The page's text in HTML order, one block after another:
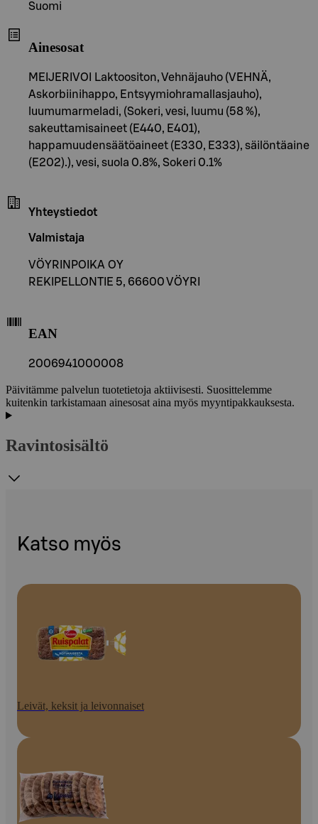
Suomi
Ainesosat
MEIJERIVOI Laktoositon, Vehnäjauho (VEHNÄ,
Askorbiinihappo, Entsyymiohramallasjauho),
luumumarmeladi, (Sokeri, vesi, luumu (58 %),
sakeuttamisaineet (E440, E401),
happamuudensäätöaineet (E330, E333), säilöntäaine
(E202).), vesi, suola 0.8%, Sokeri 0.1%
Yhteystiedot
Valmistaja
VÖYRINPOIKA OY
REKIPELLONTIE 5, 66600 VÖYRI
EAN
2006941000008
Päivitämme palvelun tuotetietoja aktiivisesti. Suosittelemme
kuitenkin tarkistamaan ainesosat aina myös myyntipakkauksesta.
Ravintosisältö
Katso myös
Leivät, keksit ja leivonnaiset